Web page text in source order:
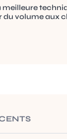
meilleure
du volume aux